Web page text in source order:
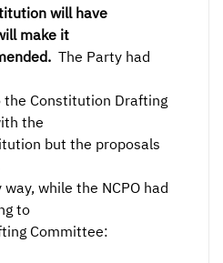
will have
make it
The Party had
Constitution Drafting
the
but the proposals
while the NCPO had
to
Committee: